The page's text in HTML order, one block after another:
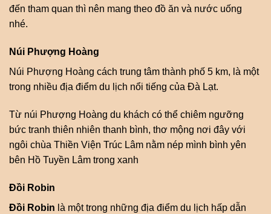
đến tham quan thì nên mang theo đồ ăn và nước uống
nhé.
Núi Phượng Hoàng
Núi Phượng Hoàng cách trung tâm thành phố 5 km, là một
trong nhiều địa điểm du lịch nổi tiếng của Đà Lạt.
Từ núi Phượng Hoàng du khách có thể chiêm ngưỡng
bức tranh thiên nhiên thanh bình, thơ mộng nơi đây với
ngôi chùa Thiền Viện Trúc Lâm nằm nép mình bình yên
bên Hồ Tuyền Lâm trong xanh
Đồi Robin
Đồi Robin là một trong những địa điểm du lịch hấp dẫn